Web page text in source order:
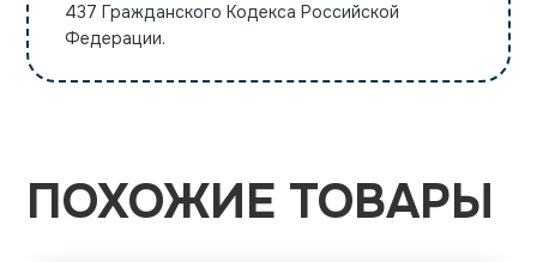
437 Гражданского Кодекса Российской
Федерации.
ПОХОЖИЕ ТОВАРЫ